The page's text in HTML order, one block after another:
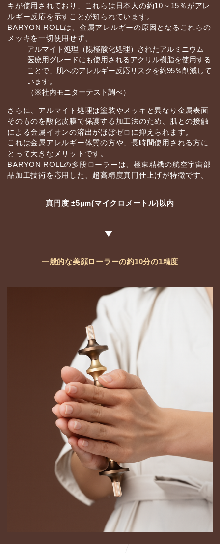
キが使用されており、これらは日本人の約10～15％がアレ
ルギー反応を示すことが知られています。
BARYON ROLLは、金属アレルギーの原因となるこれらの
メッキを一切使用せず、
アルマイト処理（陽極酸化処理）されたアルミニウム
医療用グレードにも使用されるアクリル樹脂を使用する
ことで、肌へのアレルギー反応リスクを約95％削減して
います。
（※社内モニターテスト調べ）
さらに、アルマイト処理は塗装やメッキと異なり金属表面
そのものを酸化皮膜で保護する加工法のため、肌との接触
による金属イオンの溶出がほぼゼロに抑えられます。
これは金属アレルギー体質の方や、長時間使用される方に
とって大きなメリットです。
BARYON ROLLの多段ローラーは、極東精機の航空宇宙部
品加工技術を応用した、超高精度真円仕上げが特徴です。
真円度 ±5μm(マイクロメートル)以内
一般的な美顔ローラーの約10分の1精度